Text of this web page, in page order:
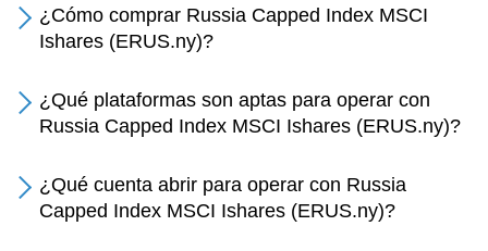
¿Cómo comprar Russia Capped Index MSCI
Ishares (ERUS.ny)?
¿Qué plataformas son aptas para operar con
Russia Capped Index MSCI Ishares (ERUS.ny)?
¿Qué cuenta abrir para operar con Russia
Capped Index MSCI Ishares (ERUS.ny)?